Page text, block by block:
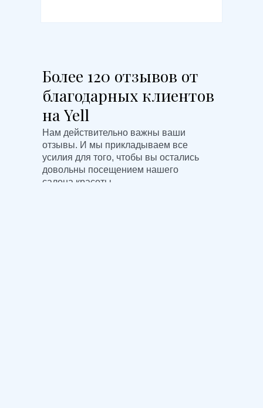
Более 120 отзывов от
благодарных клиентов
на Yell
Нам действительно важны ваши
отзывы. И мы прикладываем все
усилия для того, чтобы вы остались
довольны посещением нашего
салона красоты.